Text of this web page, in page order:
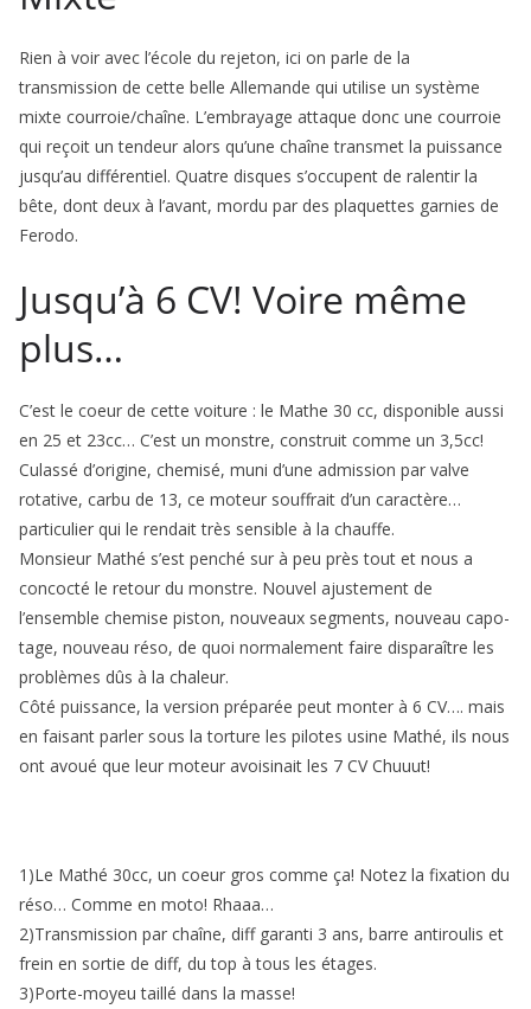
Rien à voir avec l’école du rejeton, ici on parle de la
transmission de cette belle Allemande qui utilise un système
mixte cour­roie/chaîne. L’embrayage attaque donc une courroie
qui reçoit un tendeur alors qu’une chaîne transmet la puissance
jusqu’au diffé­rentiel. Quatre disques s’occupent de ralentir la
bête, dont deux à l’avant, mordu par des plaquettes garnies de
Ferodo.
Jusqu’à 6 CV! Voire même
plus…
C’est le coeur de cette voiture : le Mathe 30 cc, disponible aussi
en 25 et 23cc… C’est un monstre, construit comme un 3,5cc!
Culassé d’origine, chemisé, muni d’une admission par valve
rotative, carbu de 13, ce moteur souffrait d’un caractère…
particulier qui le rendait très sensible à la chauffe.
Monsieur Mathé s’est penché sur à peu près tout et nous a
concocté le retour du monstre. Nouvel ajustement de
l’ensemble chemise piston, nouveaux segments, nouveau capo­
tage, nouveau réso, de quoi normalement faire disparaître les
problèmes dûs à la cha­leur.
Côté puissance, la version préparée peut monter à 6 CV…. mais
en faisant parler sous la torture les pilotes usine Mathé, ils nous
ont avoué que leur moteur avoisinait les 7 CV Chuuut!
1)Le Mathé 30cc, un coeur gros comme ça! Notez la fixation du
réso… Comme en moto! Rhaaa…
2)Transmission par chaîne, diff garanti 3 ans, barre antiroulis et
frein en sortie de diff, du top à tous les étages.
3)Porte-moyeu taillé dans la masse!